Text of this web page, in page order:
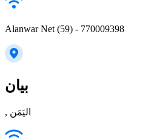
Alanwar Net (59) - 770009398
بيان
, اليَمَن